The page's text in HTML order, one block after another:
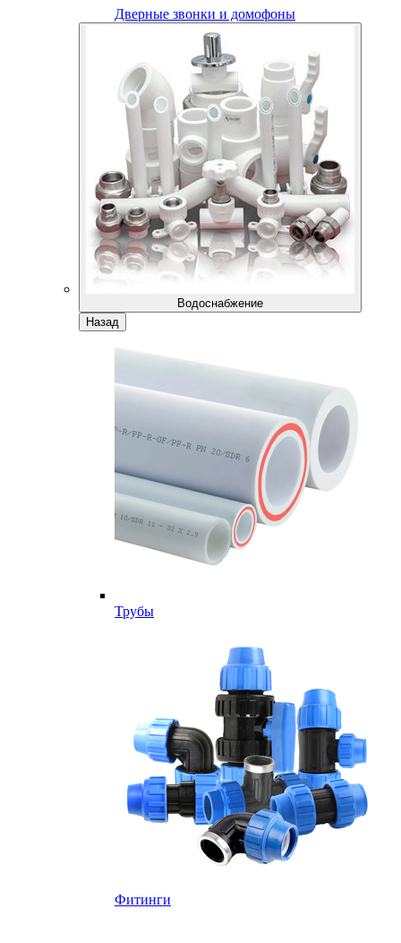
Дверные звонки и домофоны
Водоснабжение
Назад
Трубы
Фитинги